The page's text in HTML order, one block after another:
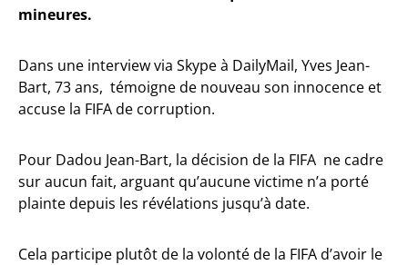
mineures.
Dans une interview via Skype à DailyMail, Yves Jean-
Bart, 73 ans, témoigne de nouveau son innocence et
accuse la FIFA de corruption.
Pour Dadou Jean-Bart, la décision de la FIFA ne cadre
sur aucun fait, arguant qu’aucune victime n’a porté
plainte depuis les révélations jusqu’à date.
Cela participe plutôt de la volonté de la FIFA d’avoir le